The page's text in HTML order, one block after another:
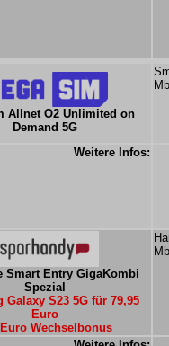
Allnet O2 Unlimited on
Demand 5G
Weitere Infos:
Smart Entry GigaKombi
Spezial
Galaxy S23 5G für 79,95
Euro
Wechselbonus